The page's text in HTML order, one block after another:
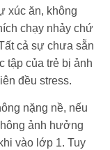
xúc ăn, không
chạy nhảy chứ
cả sự chưa sẵn
tập của trẻ bị ảnh
đều stress.
nặng nề, nếu
ảnh hưởng
vào lớp 1. Tuy